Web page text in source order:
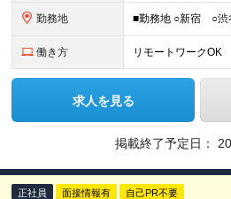
勤務地
働き方 リモートワークOK
求人を見る
掲載終了予定日：
正社員 面接情報有 自己PR不要